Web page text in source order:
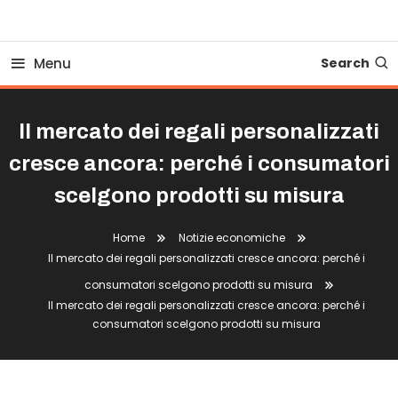
Menu Search
Il mercato dei regali personalizzati
cresce ancora: perché i consumatori
scelgono prodotti su misura
Home
Notizie economiche
Il mercato dei regali personalizzati cresce ancora: perché i
consumatori scelgono prodotti su misura
Il mercato dei regali personalizzati cresce ancora: perché i
consumatori scelgono prodotti su misura